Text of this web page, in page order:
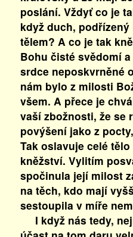
poslání. Vždyť co je
když duch,
tělem? A co je tak
Bohu čisté svědomí
srdce neposkvrněné
nám bylo z milosti
všem. A přece je
vaší zbožnosti, že se
povýšení jako z
Tak oslavuje celé
kněžství. Vylitím
spočinula její milost
na těch, kdo mají
sestoupila v míře
I když nás tedy,